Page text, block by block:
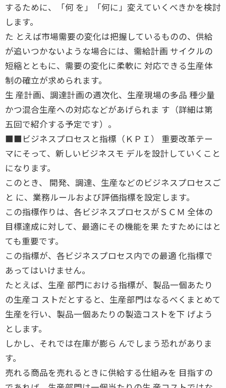
するために、「何 を」「何に」変えていくべきかを検討
します。
た とえば市場需要の変化は把握しているものの、供給
が追いつかないような場合には、需給計画 サイクルの
短縮とともに、需要の変化に柔軟に 対応できる生産体
制の確立が求められます。
生 産計画、調達計画の週次化、生産現場の多品 種少量
かつ混合生産への対応などがあげられま す（詳細は第
五回で紹介する予定です）。
■■ビジネスプロセスと指標（ＫＰＩ） 重要改革テー
マにそって、新しいビジネスモ デルを設計していくこと
になります。
このとき、 開発、調達、生産などのビジネスプロセスご
と に、業務ルールおよび評価指標を設定します。
この指標作りは、各ビジネスプロセスがＳＣＭ 全体の
目標達成に対して、最適にその機能を果 たすためにはと
ても重要です。
この指標が、各ビジネスプロセス内での最適 化指標で
あってはいけません。
たとえば、生産 部門における指標が、製品一個あたり
の生産コ ストだとすると、生産部門はなるべくまとめて
生産を行い、製品一個あたりの製造コストを下 げよう
とします。
しかし、それでは在庫が膨ら んでしまう恐れがありま
す。
売れる商品を売れるときに供給する仕組みを 目指すの